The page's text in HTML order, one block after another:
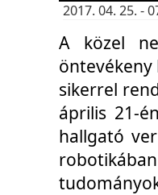
2017. 04. 25. -
A közel
öntevékeny
sikerrel
április 21-
hallgató